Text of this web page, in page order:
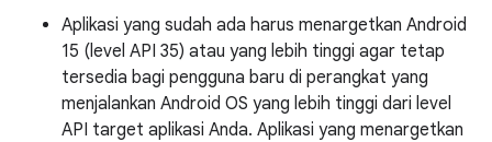
Aplikasi yang sudah ada harus menargetkan Android
15 (level API 35) atau yang lebih tinggi agar tetap
tersedia bagi pengguna baru di perangkat yang
menjalankan Android OS yang lebih tinggi dari level
API target aplikasi Anda. Aplikasi yang menargetkan